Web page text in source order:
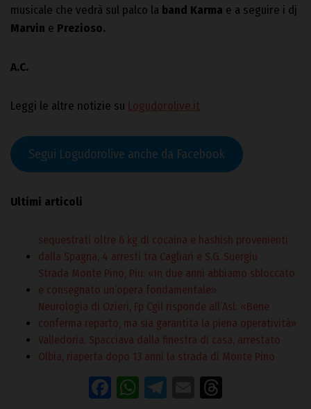
musicale che vedrà sul palco la band Karma e a seguire i dj
Marvin e Prezioso.
A.C.
Leggi le altre notizie su Logudorolive.it
Segui Logudorolive anche da Facebook
Ultimi articoli
sequestrati oltre 6 kg di cocaina e hashish provenienti
dalla Spagna, 4 arresti tra Cagliari e S.G. Suergiu
Strada Monte Pino, Piu: «In due anni abbiamo sbloccato
e consegnato un’opera fondamentale»
Neurologia di Ozieri, Fp Cgil risponde all’Asl: «Bene
conferma reparto, ma sia garantita la piena operatività»
Valledoria. Spacciava dalla finestra di casa, arrestato
Olbia, riaperta dopo 13 anni la strada di Monte Pino
Facebook
WhatsApp
Telegram
Email